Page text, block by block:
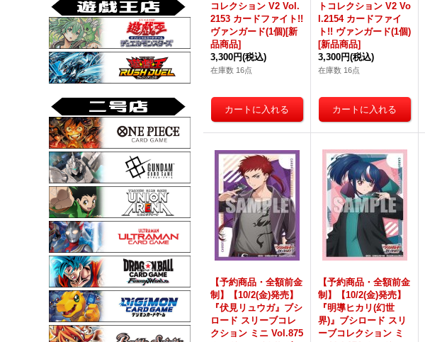
コレクション V2 Vol.
2153 カードファイト!!
ヴァンガード(1個)[新
品商品]
3,300円(税込)
在庫数 16点
トコレクション V2 Vo
l.2154 カードファイ
ト!! ヴァンガード(1個)
[新品商品]
3,300円(税込)
在庫数 16点
【予約商品・全額前金
制】【10/2(金)発売】
『伏見リュウガ』ブシ
ロード スリーブコレ
クション ミニ Vol.875
【予約商品・全額前金
制】【10/2(金)発売】
『明導ヒカリ(幻世
界)』ブシロード スリ
ーブコレクション ミ